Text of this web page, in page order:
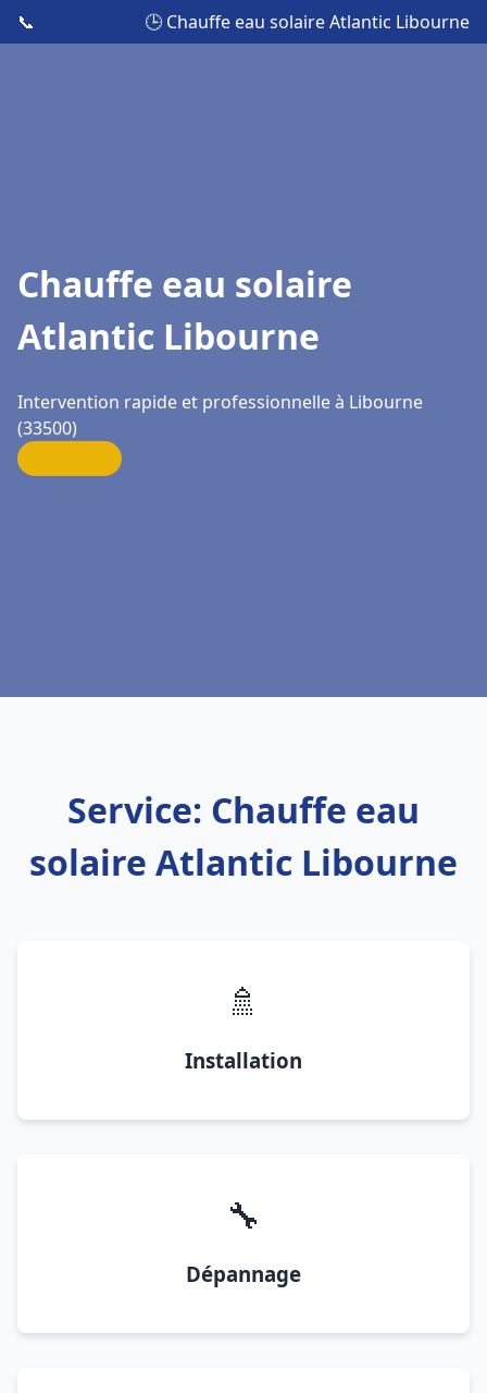
📞 🕒 Chauffe eau solaire Atlantic Libourne
Chauffe eau solaire
Atlantic Libourne
Intervention rapide et professionnelle à Libourne
(33500)
Service: Chauffe eau
solaire Atlantic Libourne
🚿
Installation
🔧
Dépannage